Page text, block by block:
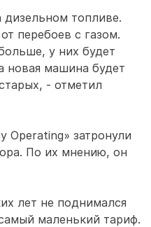
топливе.
перебоев с газом.
у них будет
новая машина будет
- отметил
Operating» затронули
По их мнению, он
лет не поднимался
маленький тариф.